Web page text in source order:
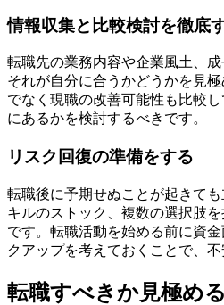
情報収集と比較検討を徹底
転職先の業務内容や企業風土、成
それが自分に合うかどうかを見
でなく現職の改善可能性も比較
にあるかを検討するべきです。
リスク回復の準備をする
転職後に予期せぬことが起きて
キルのストック、複数の選択肢
です。転職活動を始める前に資
クアップを考えておくことで、不
転職すべきか見極め